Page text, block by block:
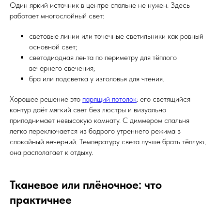
Один яркий источник в центре спальне не нужен. Здесь
работает многослойный свет:
световые линии или точечные светильники как ровный
основной свет;
светодиодная лента по периметру для тёплого
вечернего свечения;
бра или подсветка у изголовья для чтения.
Хорошее решение это парящий потолок: его светящийся
контур даёт мягкий свет без люстры и визуально
приподнимает невысокую комнату. С диммером спальня
легко переключается из бодрого утреннего режима в
спокойный вечерний. Температуру света лучше брать тёплую,
она располагает к отдыху.
Тканевое или плёночное: что
практичнее